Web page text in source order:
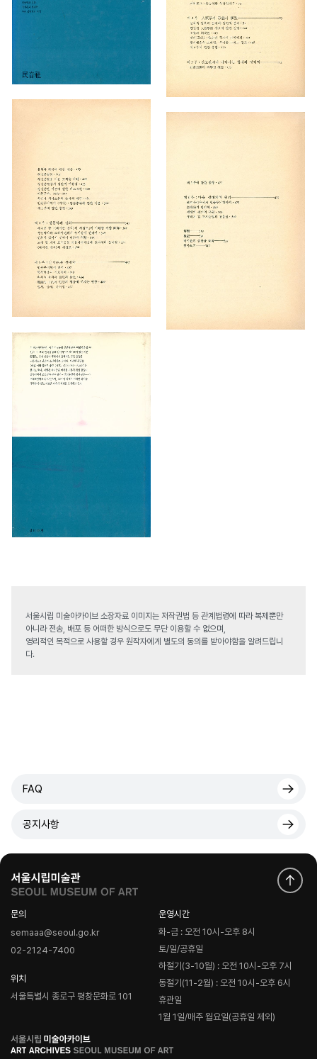
서울시립 미술아카이브 소장자료 이미지는 저작권법 등 관계법령에 따라 복제뿐만
아니라 전송, 배포 등 어떠한 방식으로도 무단 이용할 수 없으며,
영리적인 목적으로 사용할 경우 원작자에게 별도의 동의를 받아야함을 알려드립니
다.
FAQ
공지사항
문의
semaaa@seoul.go.kr
02-2124-7400
위치
서울특별시 종로구 평창문화로 101
운영시간
화-금 : 오전 10시-오후 8시
토/일/공휴일
하절기(3-10월) : 오전 10시-오후 7시
동절기(11-2월) : 오전 10시-오후 6시
휴관일
1월 1일/매주 월요일(공휴일 제외)
로
고